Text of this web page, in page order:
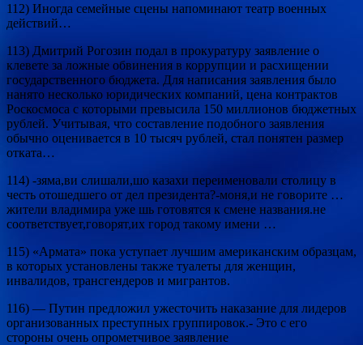
112) Иногда семейные сцены напоминают театр военных
действий…
113) Дмитрий Рогозин подал в прокуратуру заявление о
клевете за ложные обвинения в коррупции и расхищении
государственного бюджета. Для написания заявления было
нанято несколько юридических компаний, цена контрактов
Роскосмоса с которыми превысила 150 миллионов бюджетных
рублей. Учитывая, что составление подобного заявления
обычно оценивается в 10 тысяч рублей, стал понятен размер
отката…
114) -зяма,ви слишали,шо казахи переименовали столицу в
честь отошедшего от дел президента?-моня,и не говорите …
жители владимира уже шь готовятся к смене названия.не
соответствует,говорят,их город такому имени …
115) «Армата» пока уступает лучшим американским образцам,
в которых установлены также туалеты для женщин,
инвалидов, трансгендеров и мигрантов.
116) — Путин предложил ужесточить наказание для лидеров
организованных преступных группировок.- Это с его
стороны очень опрометчивое заявление